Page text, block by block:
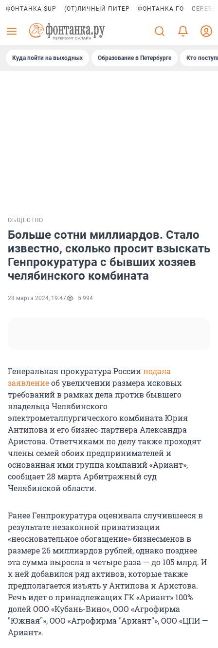
ФОНТАНКА SUP (ОТ)ЛИЧНЫЙ ПИТЕР ФОНТАНКА ГО
Куда пойти на выходных Образование в Петербурге Кто
ОБЩЕСТВО
Больше сотни миллиардов. Стало
известно, сколько просит взыскать
Генпрокуратура с бывших хозяев
челябинского комбината
28 марта 2024, 19:47 5 994
Генеральная прокуратура Россииподала
заявлениеоб увеличении размера исковых
требований в рамках дела против бывшего
владельца Челябинского
электрометаллургического комбината Юрия
Антипова и его бизнес-партнера Александра
Аристова. Ответчиками по делу также проходят
члены семей обоих предпринимателей и
основанная ими группа компаний «Ариант»,
сообщает 28 марта Арбитражный суд
Челябинской области.
Ранее Генпрокуратура оценивала случившееся в
результате незаконной приватизации
«неосновательное обогащение» бизнесменов в
размере 26 миллиардов рублей, однако позднее
эта сумма выросла в четыре раза — до 105 млрд. И
к ней добавился ряд активов, которые также
предполагается изъять у Антипова и Аристова.
Речь идет о принадлежащих ГК «Ариант» 100%
долей ООО «Кубань-Вино», ООО «Агрофирма
"Южная"», ООО «Агрофирма "Ариант"», ООО «ЦПИ —
Ариант».